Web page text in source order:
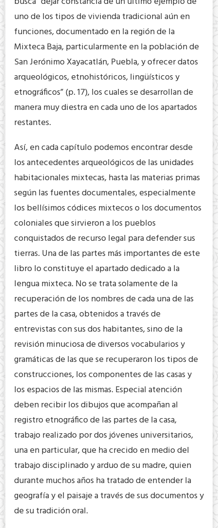
uno de los tipos de vivienda tradicional aún en
funciones, documentado en la región de la
Mixteca Baja, particularmente en la población de
San Jerónimo Xayacatlán, Puebla, y ofrecer datos
arqueológicos, etnohistóricos, lingüísticos y
etnográficos” (p. 17), los cuales se desarrollan de
manera muy diestra en cada uno de los apartados
restantes.
Así, en cada capítulo podemos encontrar desde
los antecedentes arqueológicos de las unidades
habitacionales mixtecas, hasta las materias primas
según las fuentes documentales, especialmente
los bellísimos códices mixtecos o los documentos
coloniales que sirvieron a los pueblos
conquistados de recurso legal para defender sus
tierras. Una de las partes más importantes de este
libro lo constituye el apartado dedicado a la
lengua mixteca. No se trata solamente de la
recuperación de los nombres de cada una de las
partes de la casa, obtenidos a través de
entrevistas con sus dos habitantes, sino de la
revisión minuciosa de diversos vocabularios y
gramáticas de las que se recuperaron los tipos de
construcciones, los componentes de las casas y
los espacios de las mismas. Especial atención
deben recibir los dibujos que acompañan al
registro etnográfico de las partes de la casa,
trabajo realizado por dos jóvenes universitarios,
una en particular, que ha crecido en medio del
trabajo disciplinado y arduo de su madre, quien
durante muchos años ha tratado de entender la
geografía y el paisaje a través de sus documentos y
de su tradición oral.